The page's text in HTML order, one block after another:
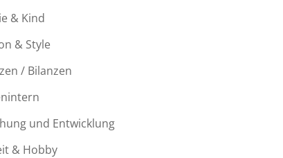
& Kind
& Style
/ Bilanzen
und Entwicklung
& Hobby